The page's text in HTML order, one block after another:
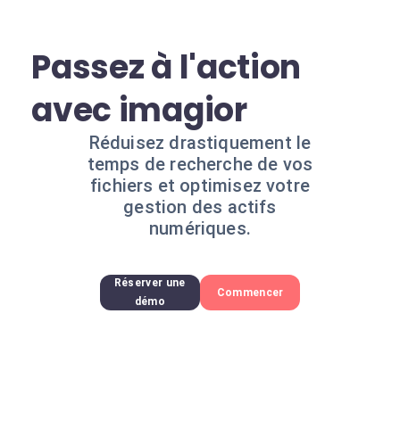
Passez à l'action
avec imagior
Réduisez drastiquement le
temps de recherche de vos
fichiers et optimisez votre
gestion des actifs
numériques.
Réserver une
démo
Commencer